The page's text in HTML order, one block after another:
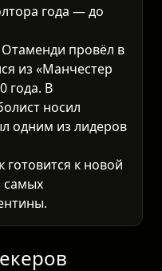
года — до
провёл в
из «Манчестер
года. В
носил
одним из лидеров
к новой
самых